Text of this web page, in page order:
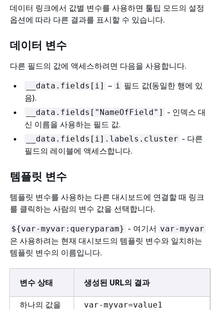
데이터 링크에서 값별 변수를 사용하면 툴팁 모드의 설정
옵션에 따라 다른 결과를 표시할 수 있습니다.
데이터 변수
다른 필드의 값에 액세스하려면 다음을 사용합니다.
__data.fields[i] – i
필드 값(동일한 행에 있
음).
__data.fields["NameOfField"]
- 인덱스 대
신 이름을 사용하는 필드 값.
__data.fields[i].labels.cluster - 다른
필드의 레이블에 액세스합니다.
템플릿 변수
템플릿 변수를 사용하는 다른 대시보드에 연결할 때 링크
를 클릭하는 사람의 변수 값을 선택합니다.
${var-myvar:queryparam} - 여기서 var-myvar
은 사용하려는 현재 대시보드의 템플릿 변수와 일치하는
템플릿 변수의 이름입니다.
변수 상태 생성된 URL의 결과
하나의 값을
var-myvar=value1